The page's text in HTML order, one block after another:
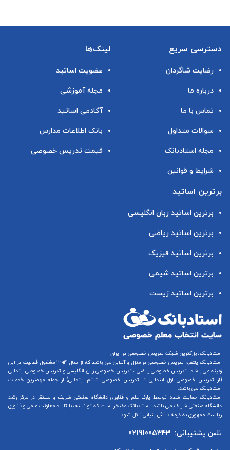
دسترسی سریع
رضایت شاگردان
درباره ما
تماس با ما
سوالات متداول
مجله استادبانک
شرایط و قوانین
لینک‌ها
عضویت اساتید
مجله آموزشی
آکادمی اساتید
بانک اطلاعات مدارس
قیمت تدریس خصوصی
برترین اساتید
برترین اساتید زبان انگلیسی
برترین اساتید ریاضی
برترین اساتید فیزیک
برترین اساتید شیمی
برترین اساتید زیست
استادبانک، بزرگترین شبکه تدریس خصوصی در ایران
استادبانک پلتفرم تدریس خصوصی در منزل و آنلاین
می باشد که از سال ۱۳۹۴ مشغول فعالیت در این
زمینه می باشد. تدریس خصوصی ریاضی ، تدریس خصوصی زبان انگلیسیو تدریس خصوصی ابتدایی
(از تدریس خصوصی اول ابتدایی تا تدریس خصوصی ششم ابتدایی) از جمله مهمترین خدمات
استادبانک می باشد.
استادبانک حمایت شده توسط پارک علم و فناوری دانشگاه صنعتی شریف و مستقر در مرکز رشد
دانشگاه صنعتی شریف می باشد. استادبانک مفتخر است که توانسته، با تایید معاونت علمی و فناوری
ریاست جمهوری به درجه دانش بنیانی نائل شود.
تلفن پشتیبانی: 02191005343